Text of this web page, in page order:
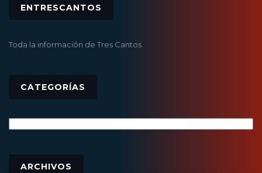
ENTRESCANTOS
Toda la información de Tres Cantos
CATEGORÍAS
ARCHIVOS